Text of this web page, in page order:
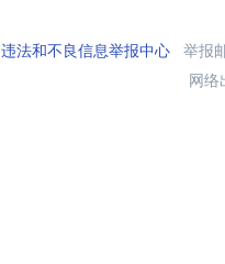
违法和不良信息举报中心举报
网